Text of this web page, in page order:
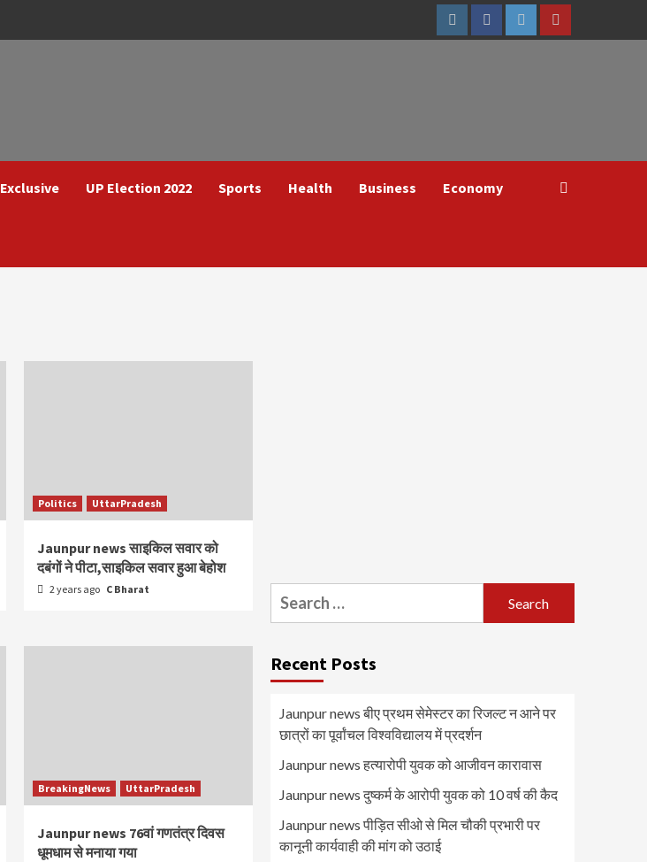
InstagramFacebookTwitterYoutube
Exclusive UP Election 2022 Sports Health Business Economy
Politics UttarPradesh
Jaunpur news साइकिल सवार को
दबंगों ने पीटा,साइकिल सवार हुआ बेहोश
2 years ago C Bharat
BreakingNews UttarPradesh
Jaunpur news 76वां गणतंत्र दिवस
धूमधाम से मनाया गया
Search
for:
Recent Posts
Jaunpur news बीए प्रथम सेमेस्टर का रिजल्ट न आने पर
छात्रों का पूर्वांचल विश्वविद्यालय में प्रदर्शन
Jaunpur news हत्यारोपी युवक को आजीवन कारावास
Jaunpur news दुष्कर्म के आरोपी युवक को 10 वर्ष की कैद
Jaunpur news पीड़ित सीओ से मिल चौकी प्रभारी पर
कानूनी कार्यवाही की मांग को उठाई